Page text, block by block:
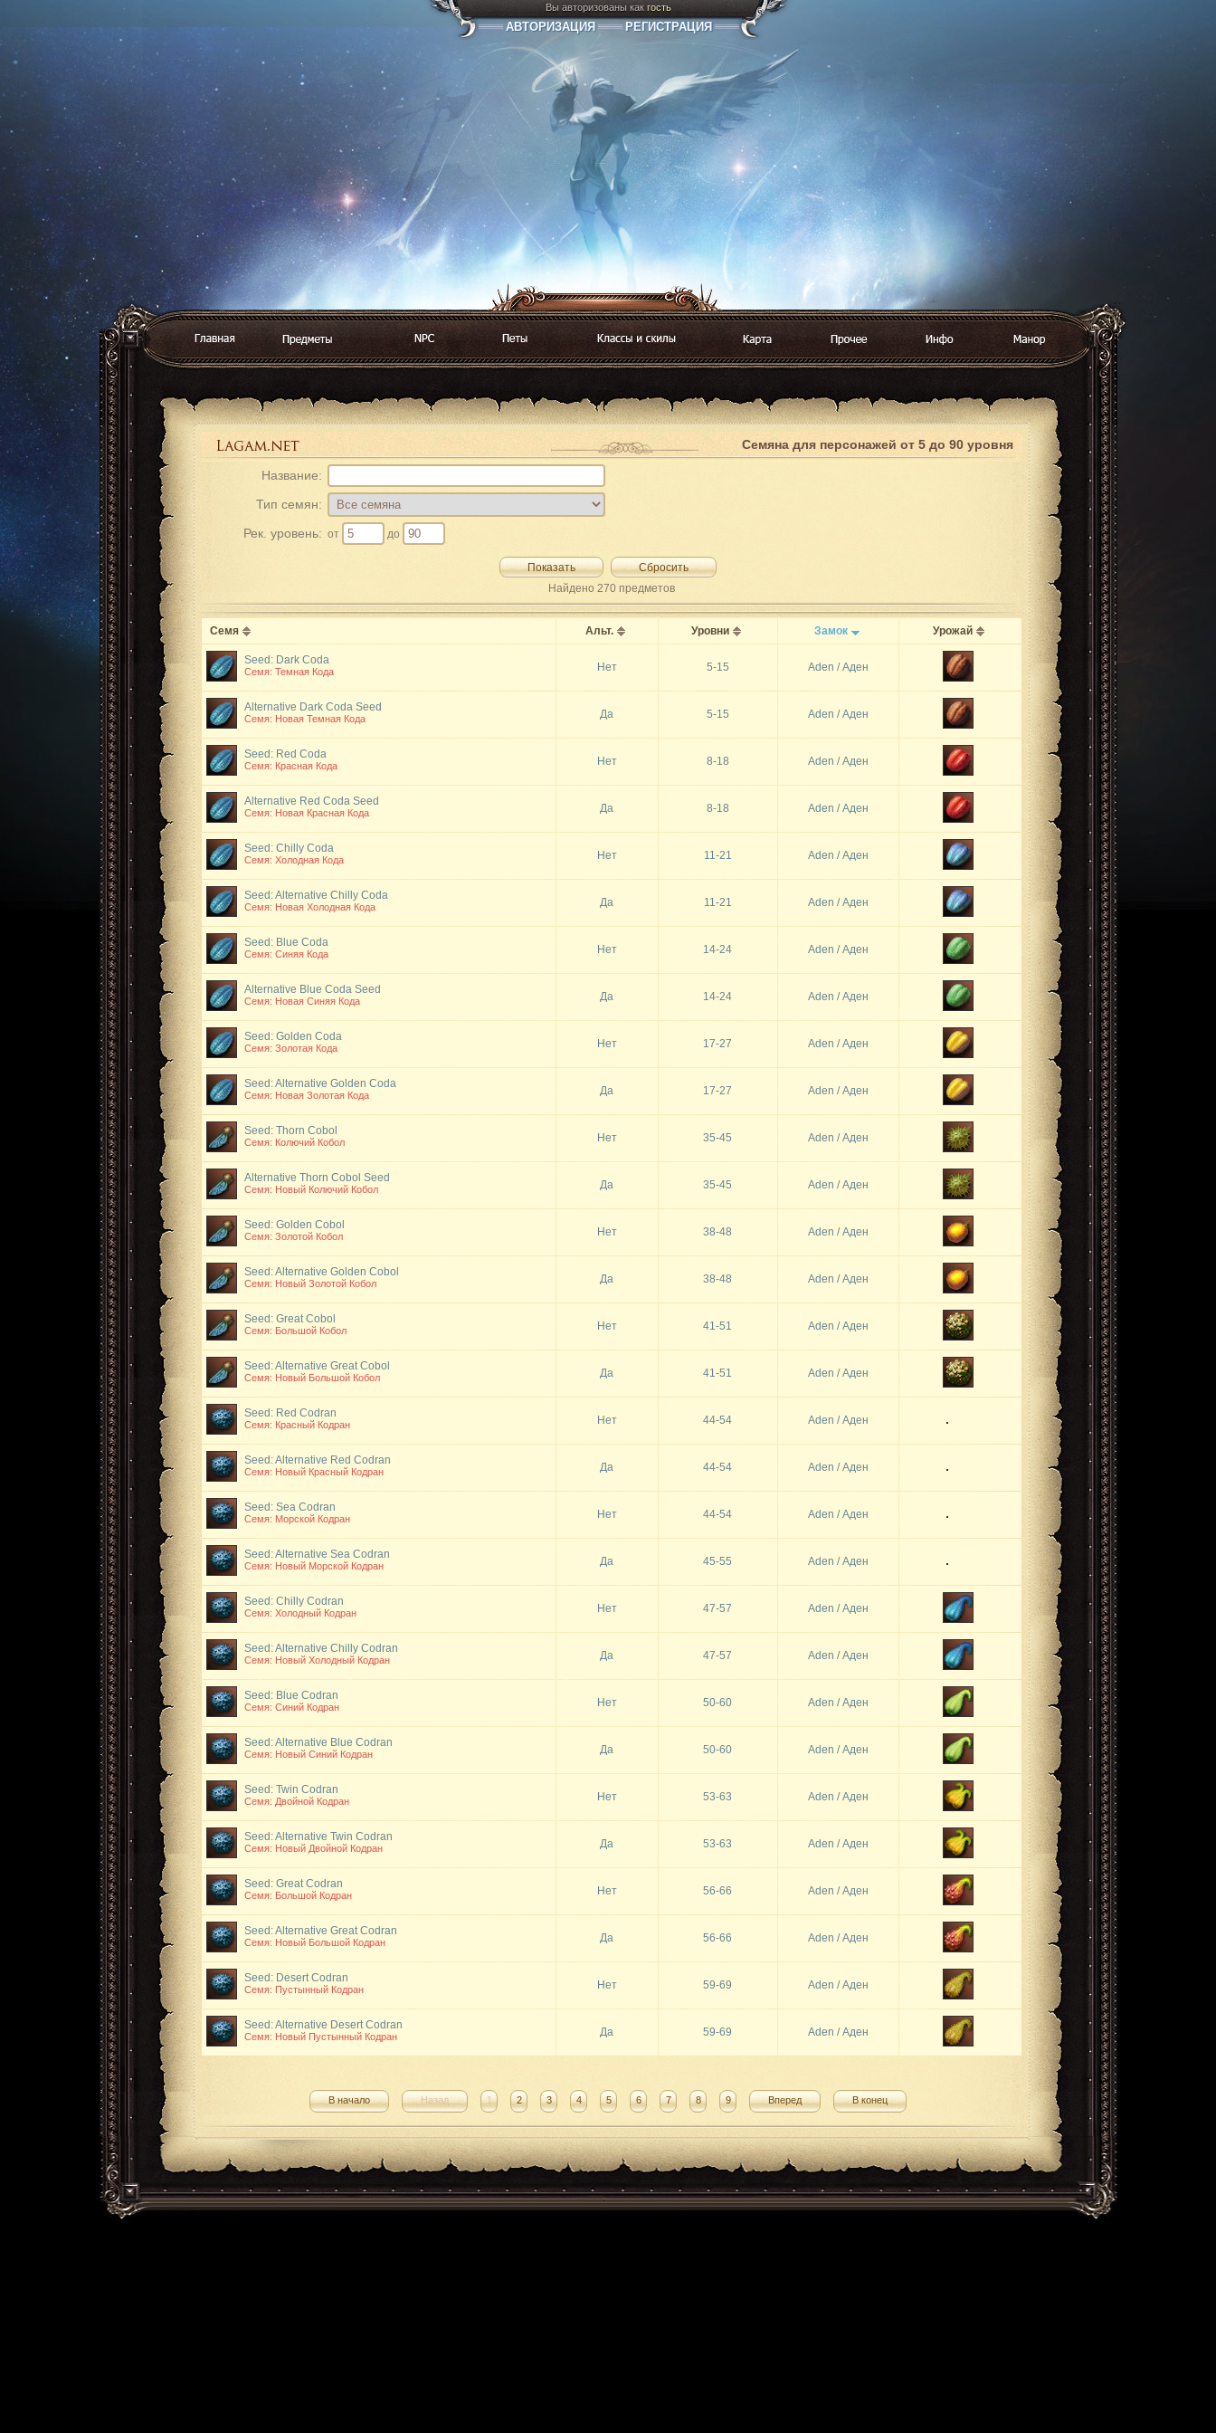
Вы авторизованы как гость
АВТОРИЗАЦИЯ РЕГИСТРАЦИЯ
Семяна для персонажей от 5 до 90 уровня
Название:
Тип семян:
Рек. уровень: от до
Показать
Сбросить
Найдено 270предметов
Семя Альт. Уровни Замок Урожай
Seed: Dark Coda
Семя: Темная Кода Нет 5-15 Aden / Аден
Alternative Dark Coda Seed
Семя: Новая Темная Кода Да 5-15 Aden / Аден
Seed: Red Coda
Семя: Красная Кода Нет 8-18 Aden / Аден
Alternative Red Coda Seed
Семя: Новая Красная Кода Да 8-18 Aden / Аден
Seed: Chilly Coda
Семя: Холодная Кода Нет 11-21 Aden / Аден
Seed: Alternative Chilly Coda
Семя: Новая Холодная Кода Да 11-21 Aden / Аден
Seed: Blue Coda
Семя: Синяя Кода Нет 14-24 Aden / Аден
Alternative Blue Coda Seed
Семя: Новая Синяя Кода Да 14-24 Aden / Аден
Seed: Golden Coda
Семя: Золотая Кода Нет 17-27 Aden / Аден
Seed: Alternative Golden Coda
Семя: Новая Золотая Кода Да 17-27 Aden / Аден
Seed: Thorn Cobol
Семя: Колючий Кобол Нет 35-45 Aden / Аден
Alternative Thorn Cobol Seed
Семя: Новый Колючий Кобол Да 35-45 Aden / Аден
Seed: Golden Cobol
Семя: Золотой Кобол Нет 38-48 Aden / Аден
Seed: Alternative Golden Cobol
Семя: Новый Золотой Кобол Да 38-48 Aden / Аден
Seed: Great Cobol
Семя: Большой Кобол Нет 41-51 Aden / Аден
Seed: Alternative Great Cobol
Семя: Новый Большой Кобол Да 41-51 Aden / Аден
Seed: Red Codran
Семя: Красный Кодран Нет 44-54 Aden / Аден
Seed: Alternative Red Codran
Семя: Новый Красный Кодран Да 44-54 Aden / Аден
Seed: Sea Codran
Семя: Морской Кодран Нет 44-54 Aden / Аден
Seed: Alternative Sea Codran
Семя: Новый Морской Кодран Да 45-55 Aden / Аден
Seed: Chilly Codran
Семя: Холодный Кодран Нет 47-57 Aden / Аден
Seed: Alternative Chilly Codran
Семя: Новый Холодный Кодран Да 47-57 Aden / Аден
Seed: Blue Codran
Семя: Синий Кодран Нет 50-60 Aden / Аден
Seed: Alternative Blue Codran
Семя: Новый Синий Кодран Да 50-60 Aden / Аден
Seed: Twin Codran
Семя: Двойной Кодран Нет 53-63 Aden / Аден
Seed: Alternative Twin Codran
Семя: Новый Двойной Кодран Да 53-63 Aden / Аден
Seed: Great Codran
Семя: Большой Кодран Нет 56-66 Aden / Аден
Seed: Alternative Great Codran
Семя: Новый Большой Кодран Да 56-66 Aden / Аден
Seed: Desert Codran
Семя: Пустынный Кодран Нет 59-69 Aden / Аден
Seed: Alternative Desert Codran
Семя: Новый Пустынный Кодран Да 59-69 Aden / Аден
В начало Назад 1 2 3 4 5 6 7 8 9 Вперед В конец